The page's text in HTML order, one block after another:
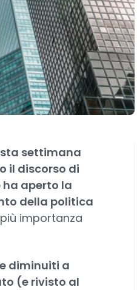
settimana
il discorso di
ha aperto la
della politica
importanza
diminuiti a
(e rivisto al